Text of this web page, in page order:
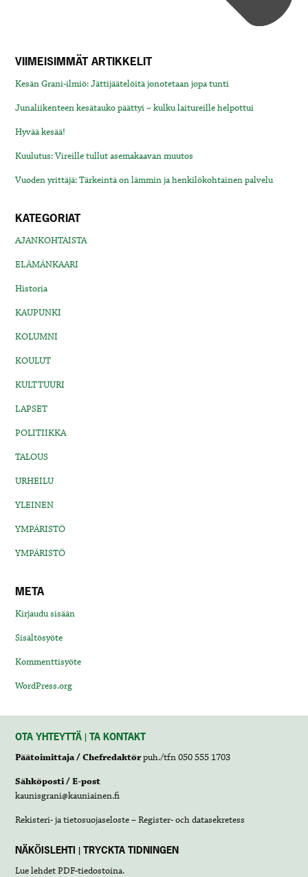
VIIMEISIMMÄT ARTIKKELIT
Kesän Grani-ilmiö: Jättijäätelöitä jonotetaan jopa tunti
Junaliikenteen kesätauko päättyi – kulku laitureille helpottui
Hyvää kesää!
Kuulutus: Vireille tullut asemakaavan muutos
Vuoden yrittäjä: Tärkeintä on lämmin ja henkilökohtainen palvelu
KATEGORIAT
AJANKOHTAISTA
ELÄMÄNKAARI
Historia
KAUPUNKI
KOLUMNI
KOULUT
KULTTUURI
LAPSET
POLITIIKKA
TALOUS
URHEILU
YLEINEN
YMPÄRISTÖ
YMPÄRISTÖ
META
Kirjaudu sisään
Sisältösyöte
Kommenttisyöte
WordPress.org
OTA YHTEYTTÄ | TA KONTAKT
Päätoimittaja / Chefredaktörpuh./tfn 050 555 1703
Sähköposti / E-post
kaunisgrani@kauniainen.fi
Rekisteri- ja tietosuojaseloste – Register- och datasekretess
NÄKÖISLEHTI | TRYCKTA TIDNINGEN
Lue lehdetPDF-tiedostoina.